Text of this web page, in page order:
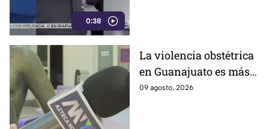
0:38
La violencia obstétrica
en Guanajuato es más
común de lo que cree y
09 agosto, 2026